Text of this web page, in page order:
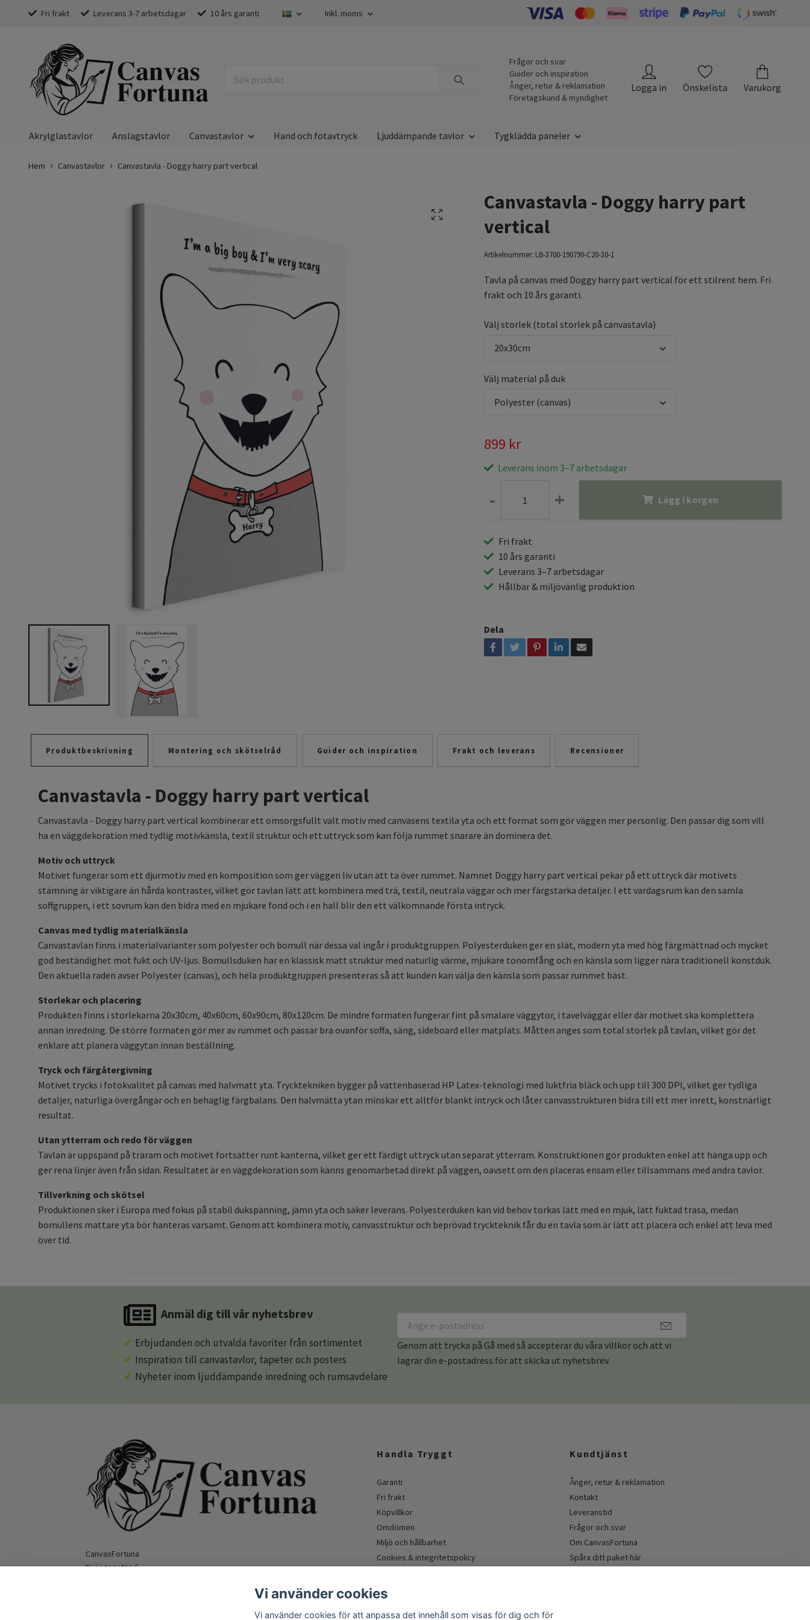
Fri frakt Leverans 3-7 arbetsdagar 10 års garanti Inkl. moms
Frågor och svar
Guider och inspiration
Ånger, retur & reklamation
Företagskund & myndighet
Logga in Önskelista Varukorg
Akrylglastavlor Anslagstavlor Canvastavlor Hand och fotavtryck Ljuddämpande tavlor Tygklädda paneler
Hem Canvastavlor Canvastavla - Doggy harry part vertical
Canvastavla - Doggy harry part
vertical
Artikelnummer: LB-3700-190790-C20-30-1
Tavla på canvas med Doggy harry part vertical för ett stilrent hem. Fri
frakt och 10 års garanti.
Välj storlek (total storlek på canvastavla)
20x30cm
Välj material på duk
Polyester (canvas)
899 kr
Leverans inom 3–7 arbetsdagar
- + Lägg i korgen
Fri frakt
10 års garanti
Leverans 3–7 arbetsdagar
Hållbar & miljövänlig produktion
Dela
Produktbeskrivning Montering och skötselråd Guider och inspiration Frakt och leverans Recensioner
Canvastavla - Doggy harry part vertical
Canvastavla - Doggy harry part vertical kombinerar ett omsorgsfullt valt motiv med canvasens textila yta och ett format som gör väggen mer personlig. Den passar dig som vill
ha en väggdekoration med tydlig motivkänsla, textil struktur och ett uttryck som kan följa rummet snarare än dominera det.
Motiv och uttryck
Motivet fungerar som ett djurmotiv med en komposition som ger väggen liv utan att ta över rummet. Namnet Doggy harry part vertical pekar på ett uttryck där motivets
stämning är viktigare än hårda kontraster, vilket gör tavlan lätt att kombinera med trä, textil, neutrala väggar och mer färgstarka detaljer. I ett vardagsrum kan den samla
soffgruppen, i ett sovrum kan den bidra med en mjukare fond och i en hall blir den ett välkomnande första intryck.
Canvas med tydlig materialkänsla
Canvastavlan finns i materialvarianter som polyester och bomull när dessa val ingår i produktgruppen. Polyesterduken ger en slät, modern yta med hög färgmättnad och mycket
god beständighet mot fukt och UV-ljus. Bomullsduken har en klassisk matt struktur med naturlig värme, mjukare tonomfång och en känsla som ligger nära traditionell konstduk.
Den aktuella raden avser Polyester (canvas), och hela produktgruppen presenteras så att kunden kan välja den känsla som passar rummet bäst.
Storlekar och placering
Produkten finns i storlekarna 20x30cm, 40x60cm, 60x90cm, 80x120cm. De mindre formaten fungerar fint på smalare väggytor, i tavelväggar eller där motivet ska komplettera
annan inredning. De större formaten gör mer av rummet och passar bra ovanför soffa, säng, sideboard eller matplats. Måtten anges som total storlek på tavlan, vilket gör det
enklare att planera väggytan innan beställning.
Tryck och färgåtergivning
Motivet trycks i fotokvalitet på canvas med halvmatt yta. Trycktekniken bygger på vattenbaserad HP Latex-teknologi med luktfria bläck och upp till 300 DPI, vilket ger tydliga
detaljer, naturliga övergångar och en behaglig färgbalans. Den halvmätta ytan minskar ett alltför blankt intryck och låter canvasstrukturen bidra till ett mer inrett, konstnärligt
resultat.
Utan ytterram och redo för väggen
Tavlan är uppspänd på träram och motivet fortsätter runt kanterna, vilket ger ett färdigt uttryck utan separat ytterram. Konstruktionen gör produkten enkel att hänga upp och
ger rena linjer även från sidan. Resultatet är en väggdekoration som känns genomarbetad direkt på väggen, oavsett om den placeras ensam eller tillsammans med andra tavlor.
Tillverkning och skötsel
Produktionen sker i Europa med fokus på stabil dukspänning, jämn yta och säker leverans. Polyesterduken kan vid behov torkas lätt med en mjuk, lätt fuktad trasa, medan
bomullens mattare yta bör hanteras varsamt. Genom att kombinera motiv, canvasstruktur och beprövad tryckteknik får du en tavla som är lätt att placera och enkel att leva med
över tid.
Anmäl dig till vår nyhetsbrev
✔ Erbjudanden och utvalda favoriter från sortimentet
✔ Inspiration till canvastavlor, tapeter och posters
✔ Nyheter inom ljuddämpande inredning och rumsavdelare
Genom att trycka på Gå med så accepterar du våra villkor och att vi
lagrar din e-postadress för att skicka ut nyhetsbrev.
CanvasFortuna
Nyängsgatan 6
Handla Tryggt
Garanti
Fri frakt
Köpvillkor
Omdömen
Miljö och hållbarhet
Cookies & integritetspolicy
Kundtjänst
Ånger, retur & reklamation
Kontakt
Leveranstid
Frågor och svar
Om CanvasFortuna
Spåra ditt paket här
Vi använder cookies
Vi använder cookies för att anpassa det innehåll som visas för dig och för